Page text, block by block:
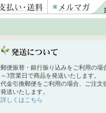
郵便振替・銀行振り込みをご利用の場
～3営業日で商品を発送いたします。
代金引換郵便をご利用の場合、ご注文
発送いたします。
詳しくはこちら